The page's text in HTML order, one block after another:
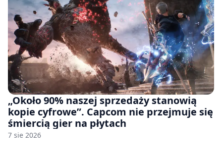
„Około 90% naszej sprzedaży stanowią
kopie cyfrowe”. Capcom nie przejmuje się
śmiercią gier na płytach
7 sie 2026